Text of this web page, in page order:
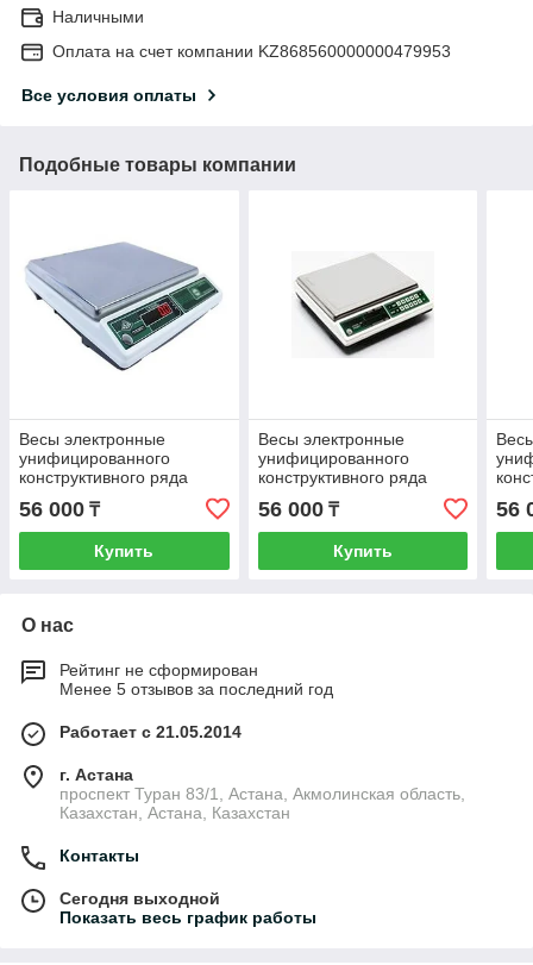
Наличными
Оплата на счет компании KZ868560000000479953
Все условия оплаты
Подобные товары компании
Весы электронные
унифицированного
конструктивного ряда
ВЭУ-32-5/10-А по ТУ4274-
046-00226454-
56 000 ₸
Купить
Весы электронные
унифицированного
конструктивного ряда
ВЭУ-15-2/5-А ТОРГОВЫЕ
арт.15-1
56 000₸
Купить
56
О нас
Рейтинг не сформирован
Менее 5 отзывов за последний год
Работает с 21.05.2014
г. Астана
проспект Туран 83/1, Астана, Акмолинская область,
Казахстан, Астана, Казахстан
Контакты
Сегодня выходной
Показать весь график работы